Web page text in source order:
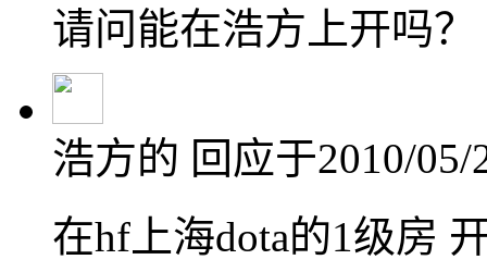
请问能在浩方上开吗？
浩方的 回应于2010/05/
在hf上海dota的1级房